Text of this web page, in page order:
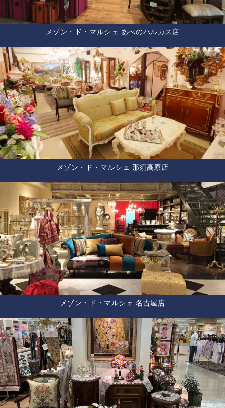
メゾン・ド・マルシェ あべのハルカス店
メゾン・ド・マルシェ 那須高原店
メゾン・ド・マルシェ 名古屋店